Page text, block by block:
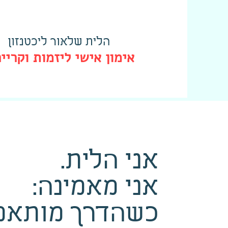
אימון אישי ליזמות
הלית שלאור ליכטנזון
אני הלית.
אני מאמינה:
כשהדרך